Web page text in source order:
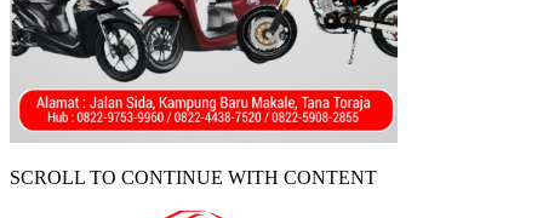
SCROLL TO CONTINUE WITH CONTENT